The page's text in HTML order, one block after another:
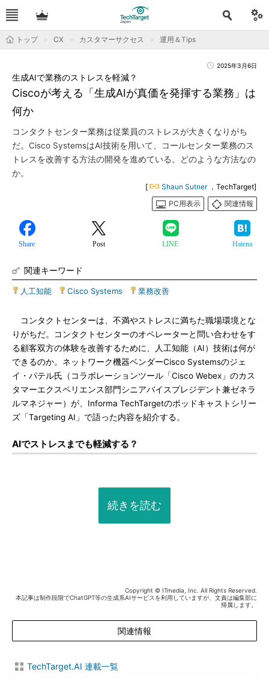
トップ CX カスタマーサクセス 運用＆Tips
2025年3月6日
Ciscoが考える「生成AIが真価を発揮する業務」は
何か
生成AIで業務のストレスを軽減？
コンタクトセンター業務は従業員のストレスが大きくなりがち
だ。Cisco SystemsはAI技術を用いて、コールセンター業務のス
トレスを改善する方法の開発を進めている。どのような方法なの
か。
[ Shaun Sutner ，TechTarget]
PC用表示
関連情報
Share Post LINE Hatena
関連キーワード
人工知能 Cisco Systems 業務改善
コンタクトセンターは、不満やストレスに満ちた職場環境とな
りがちだ。コンタクトセンターのオペレーターと問い合わせをす
る顧客双方の体験を改善するために、人工知能（AI）技術は何が
できるのか。ネットワーク機器ベンダーCisco Systemsのジェ
イ・パテル氏（コラボレーションツール「Cisco Webex」のカス
タマーエクスペリエンス部門シニアバイスプレジデント兼ゼネラ
ルマネジャー）が、Informa TechTargetのポッドキャストシリー
ズ「Targeting AI」で語った内容を紹介する。
AIでストレスまでも軽減する？
続きを読む
Copyright © ITmedia, Inc. All Rights Reserved.
本記事は制作段階でChatGPT等の生成系AIサービスを利用していますが、文責は編集部に
帰属します。
関連情報
TechTarget.AI 連載一覧